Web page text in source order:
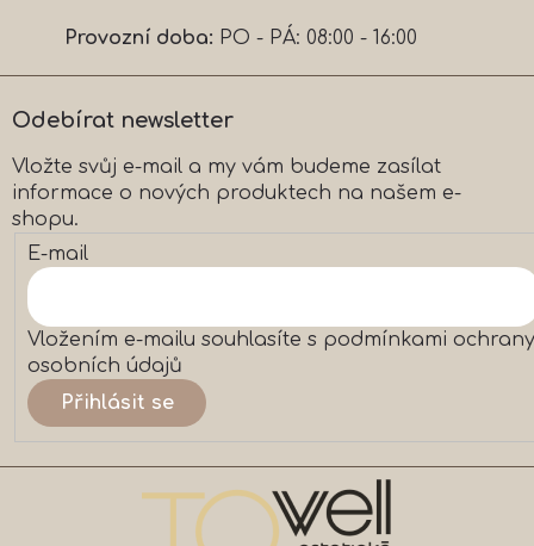
í
Provozní doba: PO - PÁ: 08:00 - 16:00
Odebírat newsletter
Vložte svůj e-mail a my vám budeme zasílat
informace o nových produktech na našem e-
shopu.
E-mail
Vložením e-mailu souhlasíte s podmínkami ochrany
osobních údajů
Přihlásit se